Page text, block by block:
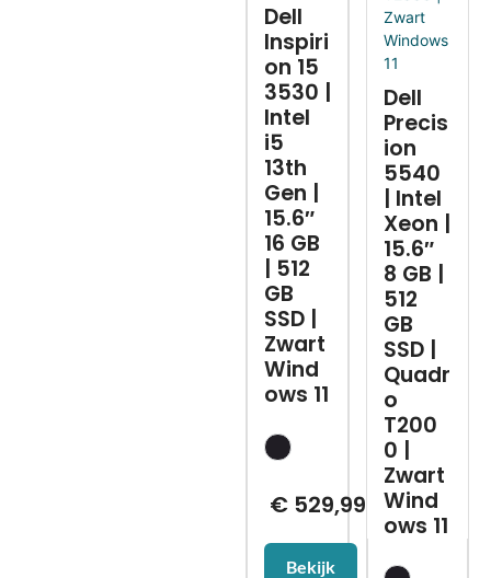
Dell
Inspiri
on 15
3530 |
Intel
i5
13th
Gen |
15.6″
16 GB
| 512
GB
SSD |
Zwart
Wind
ows 11
€529,99
Bekijk
Dell
Precis
ion
5540
| Intel
Xeon |
15.6″
8 GB |
512
GB
SSD |
Quadr
o
T200
0 |
Zwart
Wind
ows 11